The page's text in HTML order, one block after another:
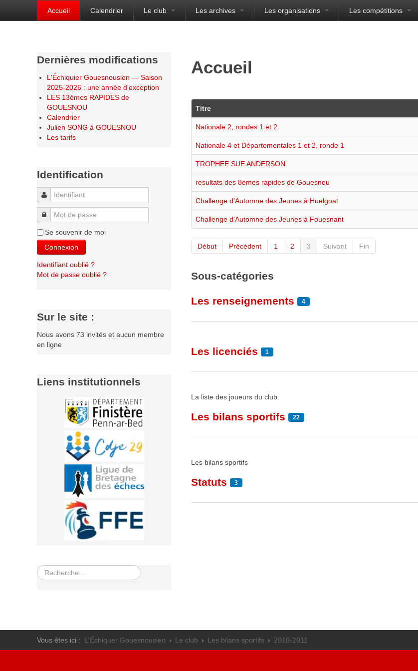
Bienvenue sur le site de l'Échiquier Gouesnousien
Accueil Calendrier Le club Les archives Les organisations Les compétitions
Accueil
Titre
Nationale 2, rondes 1 et 2
Nationale 4 et Départementales 1 et 2, ronde 1
TROPHEE SUE ANDERSON
resultats des 8emes rapides de Gouesnou
Challenge d'Automne des Jeunes à Huelgoat
Challenge d'Automne des Jeunes à Fouesnant
Début Précédent 1 2 3 Suivant Fin
Sous-catégories
Les renseignements 4
Coordonnées 1
Horaires
Les licenciés 1
La liste des joueurs du club.
Les bilans sportifs 22
Les bilans sportifs
Statuts 3
Dernières modifications
L'Échiquier Gouesnousien — Saison
2025-2026 : une année d'exception
LES 13émes RAPIDES de
GOUESNOU
Calendrier
Julien SONG à GOUESNOU
Les tarifs
Identification
Identifiant
Mot de passe
Se souvenir de moi
Connexion
Identifiant oublié ?
Mot de passe oublié ?
Sur le site :
Nous avons 73 invités et aucun membre
en ligne
Liens institutionnels
Rechercher
Vous êtes ici : L'Échiquer Gouesnousien Le club Les bilans sportifs 2010-2011